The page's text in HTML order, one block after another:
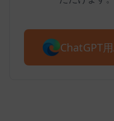
ChatGPT